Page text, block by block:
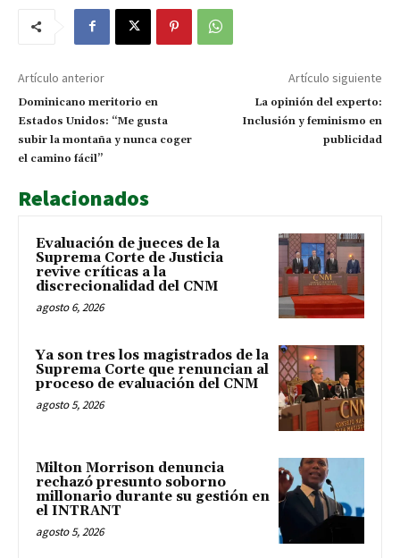
Artículo anterior
Dominicano meritorio en
Estados Unidos: “Me gusta
subir la montaña y nunca coger
el camino fácil”
Artículo siguiente
La opinión del experto:
Inclusión y feminismo en
publicidad
Relacionados
Evaluación de jueces de la
Suprema Corte de Justicia
revive críticas a la
discrecionalidad del CNM
agosto 6, 2026
Ya son tres los magistrados de la
Suprema Corte que renuncian al
proceso de evaluación del CNM
agosto 5, 2026
Milton Morrison denuncia
rechazó presunto soborno
millonario durante su gestión en
el INTRANT
agosto 5, 2026